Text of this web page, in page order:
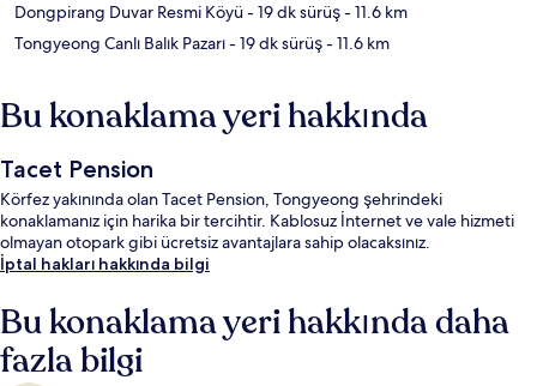
Dongpirang Duvar Resmi Köyü- 19 dk sürüş- 11.6 km
Tongyeong Canlı Balık Pazarı- 19 dk sürüş- 11.6 km
Bu konaklama yeri hakkında
Tacet Pension
Körfez yakınında olan Tacet Pension, Tongyeong şehrindeki
konaklamanız için harika bir tercihtir. Kablosuz İnternet ve vale hizmeti
olmayan otopark gibi ücretsiz avantajlara sahip olacaksınız.
İptal hakları hakkında bilgi
Bu konaklama yeri hakkında daha
fazla bilgi